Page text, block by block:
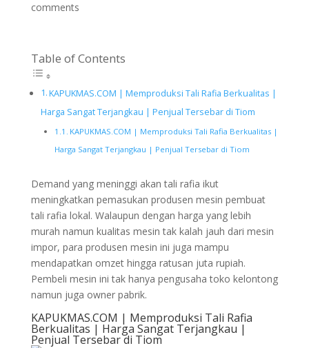
comments
Table of Contents
KAPUKMAS.COM | Memproduksi Tali Rafia Berkualitas |
Harga Sangat Terjangkau | Penjual Tersebar di Tiom
KAPUKMAS.COM | Memproduksi Tali Rafia Berkualitas |
Harga Sangat Terjangkau | Penjual Tersebar di Tiom
Demand yang meninggi akan tali rafia ikut
meningkatkan pemasukan produsen mesin pembuat
tali rafia lokal. Walaupun dengan harga yang lebih
murah namun kualitas mesin tak kalah jauh dari mesin
impor, para produsen mesin ini juga mampu
mendapatkan omzet hingga ratusan juta rupiah.
Pembeli mesin ini tak hanya pengusaha toko kelontong
namun juga owner pabrik.
KAPUKMAS.COM | Memproduksi Tali Rafia
Berkualitas | Harga Sangat Terjangkau |
Penjual Tersebar di Tiom